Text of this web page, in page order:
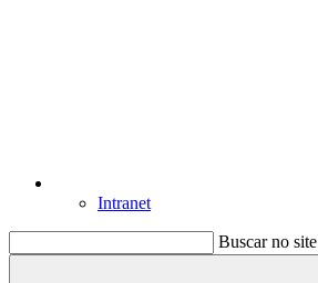
Intranet
Buscar no site